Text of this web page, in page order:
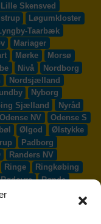
Lille Skensved
Løgumkloster
Taarbæk
Mariager
Mørke
Morsø
Nivå
Nordborg
Nordsjælland
Nyborg
Sjælland
Nyråd
Odense NV
Odense S
Ølgod
Ølstykke
Padborg
Randers NV
Ringe
Ringkøbing
Rødovre
Rønde
Rudkøbing